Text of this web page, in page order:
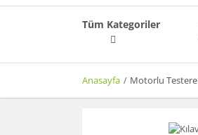
Tüm Kategoriler
Anasayfa Motorlu Testere